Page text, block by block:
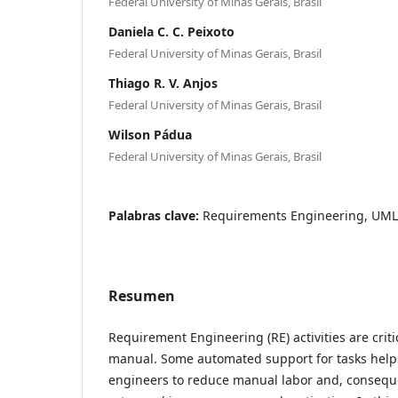
Daniela C. C. Peixoto
Federal University of Minas Gerais, Brasil
Thiago R. V. Anjos
Federal University of Minas Gerais, Brasil
Wilson Pádua
Federal University of Minas Gerais, Brasil
Palabras clave: Requirements Engineering,
Resumen
Requirement Engineering (RE) activities are
manual. Some automated support for tasks
engineers to reduce manual labor and,